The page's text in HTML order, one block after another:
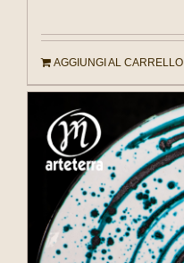
AGGIUNGI AL CARRELLO